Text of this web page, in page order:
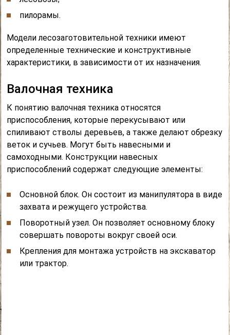
пилорамы.
Модели лесозаготовительной техники имеют
определенные технические и конструктивные
характеристики, в зависимости от их назначения.
Валочная техника
К понятию валочная техника относятся
приспособления, которые перекусывают или
спиливают стволы деревьев, а также делают обрезку
веток и сучьев. Могут быть навесными и
самоходными. Конструкции навесных
приспособлений содержат следующие элементы:
Основной блок. Он состоит из манипулятора в виде
захвата и режущего устройства.
Поворотный узел. Он позволяет основному блоку
совершать повороты вокруг своей оси.
Крепления для монтажа устройств на экскаватор
или трактор.